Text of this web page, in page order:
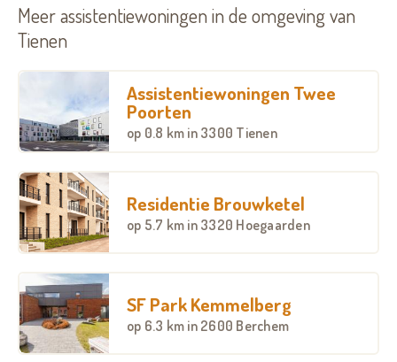
bewoners.
De dagprijzen zijn jaarlijks indexeerbaar.
Neem gerust contact op voor meer informatie of
een rondleiding op afspraak.
Meer assistentiewoningen in de omgeving van
Tienen
Assistentiewoningen Twee
Poorten
op 0.8 km in 3300 Tienen
Residentie Brouwketel
op 5.7 km in 3320 Hoegaarden
SF Park Kemmelberg
op 6.3 km in 2600 Berchem